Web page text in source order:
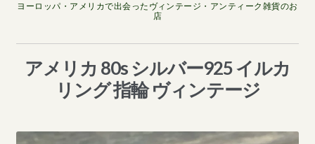
ヨーロッパ・アメリカで出会ったヴィンテージ・アンティーク雑貨のお
店
アメリカ 80s シルバー925 イルカ
リング 指輪 ヴィンテージ